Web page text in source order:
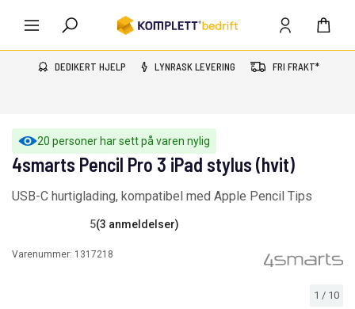
DEDIKERT HJELP LYNRASK LEVERING FRI FRAKT*
20 personer har sett på varen nylig
1 / 10
4smarts Pencil Pro 3 iPad stylus (hvit)
USB-C hurtiglading, kompatibel med Apple Pencil Tips
5(3 anmeldelser)
Varenummer: 1317218